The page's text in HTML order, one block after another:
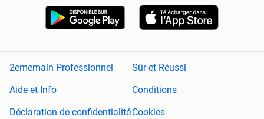
2ememain Professionnel
Sûr et Réussi
Aide et Info
Conditions
Déclaration de confidentialitéCookies